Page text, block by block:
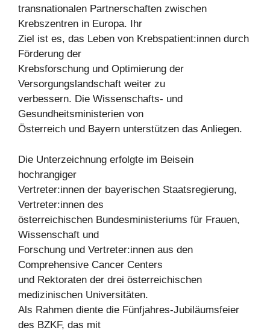
transnationalen Partnerschaften zwischen
Krebszentren in Europa. Ihr
Ziel ist es, das Leben von Krebspatient:innen durch
Förderung der
Krebsforschung und Optimierung der
Versorgungslandschaft weiter zu
verbessern. Die Wissenschafts- und
Gesundheitsministerien von
Österreich und Bayern unterstützen das Anliegen.
Die Unterzeichnung erfolgte im Beisein
hochrangiger
Vertreter:innen der bayerischen Staatsregierung,
Vertreter:innen des
österreichischen Bundesministeriums für Frauen,
Wissenschaft und
Forschung und Vertreter:innen aus den
Comprehensive Cancer Centers
und Rektoraten der drei österreichischen
medizinischen Universitäten.
Als Rahmen diente die Fünfjahres-Jubiläumsfeier
des BZKF, das mit